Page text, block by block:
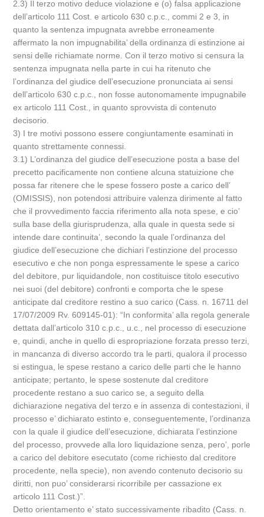
2.3) Il terzo motivo deduce violazione e (o) falsa applicazione
dell’articolo 111 Cost. e articolo 630 c.p.c., commi 2 e 3, in
quanto la sentenza impugnata avrebbe erroneamente
affermato la non impugnabilita’ della ordinanza di estinzione ai
sensi delle richiamate norme. Con il terzo motivo si censura la
sentenza impugnata nella parte in cui ha ritenuto che
l’ordinanza del giudice dell’esecuzione pronunciata ai sensi
dell’articolo 630 c.p.c., non fosse autonomamente impugnabile
ex articolo 111 Cost., in quanto sprovvista di contenuto
decisorio.
3) I tre motivi possono essere congiuntamente esaminati in
quanto strettamente connessi.
3.1) L’ordinanza del giudice dell’esecuzione posta a base del
precetto pacificamente non contiene alcuna statuizione che
possa far ritenere che le spese fossero poste a carico dell’
(OMISSIS), non potendosi attribuire valenza dirimente al fatto
che il provvedimento faccia riferimento alla nota spese, e cio’
sulla base della giurisprudenza, alla quale in questa sede si
intende dare continuita’, secondo la quale l’ordinanza del
giudice dell’esecuzione che dichiari l’estinzione del processo
esecutivo e che non ponga espressamente le spese a carico
del debitore, pur liquidandole, non costituisce titolo esecutivo
nei suoi (del debitore) confronti e comporta che le spese
anticipate dal creditore restino a suo carico (Cass. n. 16711 del
17/07/2009 Rv. 609145-01): “In conformita’ alla regola generale
dettata dall’articolo 310 c.p.c., u.c., nel processo di esecuzione
e, quindi, anche in quello di espropriazione forzata presso terzi,
in mancanza di diverso accordo tra le parti, qualora il processo
si estingua, le spese restano a carico delle parti che le hanno
anticipate; pertanto, le spese sostenute dal creditore
procedente restano a suo carico se, a seguito della
dichiarazione negativa del terzo e in assenza di contestazioni, il
processo e’ dichiarato estinto e, conseguentemente, l’ordinanza
con la quale il giudice dell’esecuzione, dichiarata l’estinzione
del processo, provvede alla loro liquidazione senza, pero’, porle
a carico del debitore esecutato (come richiesto dal creditore
procedente, nella specie), non avendo contenuto decisorio su
diritti, non puo’ considerarsi ricorribile per cassazione ex
articolo 111 Cost.)”.
Detto orientamento e’ stato successivamente ribadito (Cass. n.